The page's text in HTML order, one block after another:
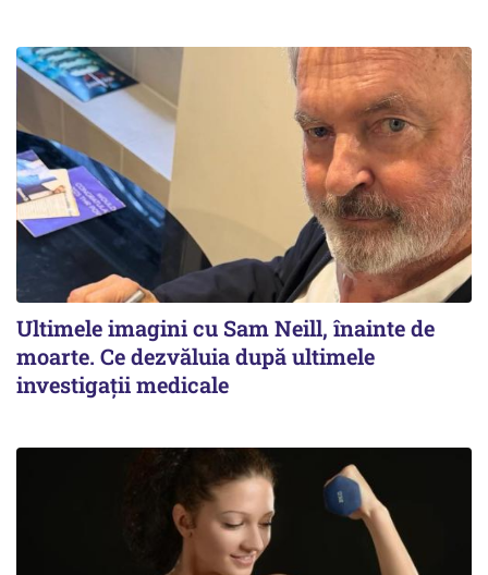
Ultimele imagini cu Sam Neill, înainte de
moarte. Ce dezvăluia după ultimele
investigații medicale